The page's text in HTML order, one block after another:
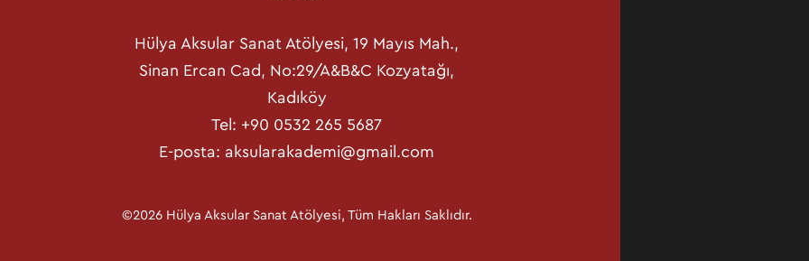
Hülya Aksular Sanat Atölyesi, 19 Mayıs Mah.,
Sinan Ercan Cad, No:29/A&B&C Kozyatağı,
Kadıköy
Tel: +90 0532 265 5687
E-posta: aksularakademi@gmail.com
©2026 Hülya Aksular Sanat Atölyesi, Tüm Hakları Saklıdır.